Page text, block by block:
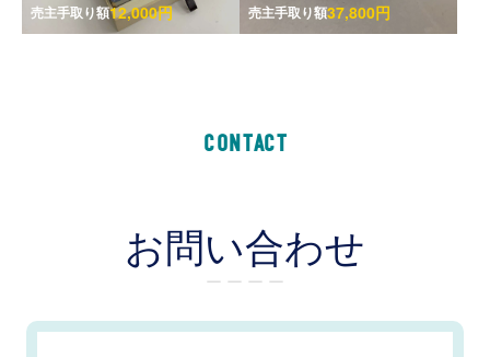
売主手取り額12,000円 売主手取り額37,800円
CONTACT
お問い合わせ
ー ー ー ー